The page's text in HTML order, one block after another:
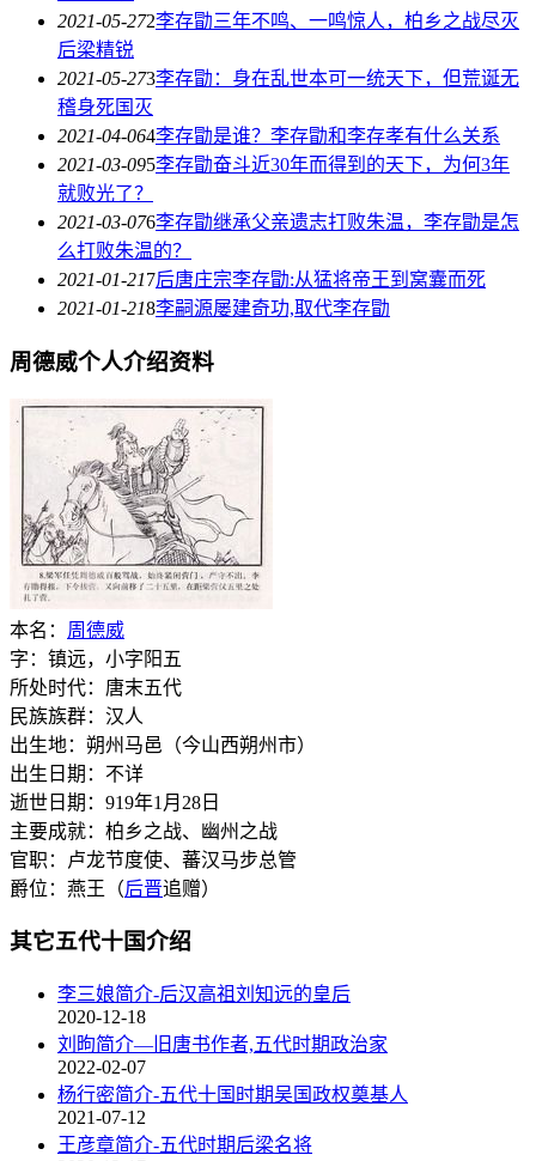
2021-05-272李存勖三年不鸣、一鸣惊人，柏乡之战尽灭
后梁精锐
2021-05-273李存勖：身在乱世本可一统天下，但荒诞无
稽身死国灭
2021-04-064李存勖是谁？李存勖和李存孝有什么关系
2021-03-095李存勖奋斗近30年而得到的天下，为何3年
就败光了？
2021-03-076李存勖继承父亲遗志打败朱温，李存勖是怎
么打败朱温的？
2021-01-217后唐庄宗​李存勖​:从猛将帝王到窝囊而死
2021-01-218李嗣源​屡建奇功,取代李存勖
周德威个人介绍资料
本名： 周德威
字：镇远，小字阳五
所处时代：唐末五代
民族族群：汉人
出生地：朔州马邑（今山西朔州市）
出生日期：不详
逝世日期：919年1月28日
主要成就：柏乡之战、幽州之战
官职：卢龙节度使、蕃汉马步总管
爵位：燕王（后晋追赠）
其它五代十国介绍
李三娘简介-后汉高祖刘知远的皇后
2020-12-18
刘昫简介—旧唐书作者,五代时期政治家
2022-02-07
杨行密简介-五代十国时期吴国政权奠基人
2021-07-12
王彦章简介-五代时期后梁名将